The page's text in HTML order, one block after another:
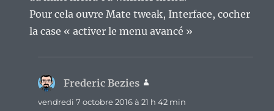
Pour cela ouvre Mate tweak, Interface, cocher
la case « activer le menu avancé »
Frederic Bezies
vendredi 7 octobre 2016 à 21 h 42 min